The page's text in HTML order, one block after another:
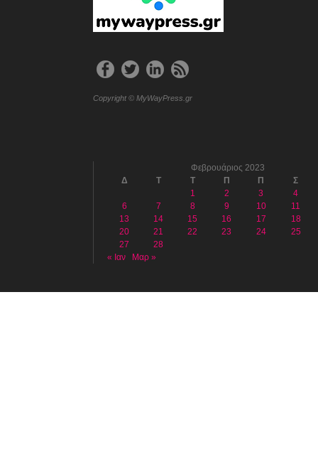
Copyright © MyWayPress.gr
Φεβρουάριος 2023
Δ
Τ Τ Π Π
Σ
1
2 3
4
6
7 8 9 10
11
13
14 15 16 17
18
20
21 22 23 24
25
27
28
« Ιαν
Μαρ »